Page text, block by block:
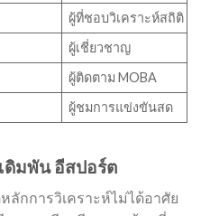
ผู้ที่ชอบวิเคราะห์สถิติ
ผู้เชี่ยวชาญ
ผู้ติดตาม MOBA
ผู้ชมการแข่งขันสด
ดิมพัน อีสปอร์ต
ลักการวิเคราะห์ไม่ได้อาศัย